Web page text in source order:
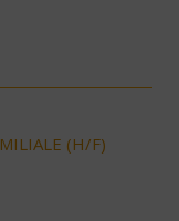
(H/F)